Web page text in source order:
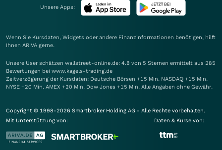
Unsere Apps:
Wenn Sie Kursdaten, Widgets oder andere Finanzinformationen benötigen, hilft
Ihnen ARIVA gerne.
Unsere User schätzen wallstreet-online.de: 4.8 von 5 Sternen ermittelt aus 285
Bewertungen bei www.kagels-trading.de
Zeitverzögerung der Kursdaten: Deutsche Börsen +15 Min. NASDAQ +15 Min.
NYSE +20 Min. AMEX +20 Min. Dow Jones +15 Min. Alle Angaben ohne Gewähr.
Copyright © 1998-2026 Smartbroker Holding AG - Alle Rechte vorbehalten.
Mit Unterstützung von:
Daten & Kurse von: